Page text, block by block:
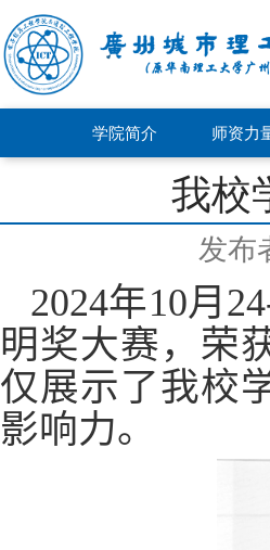
学院简介 师资力
我校
发布
2024年10月
明奖大赛，荣
仅展示了我校
影响力。